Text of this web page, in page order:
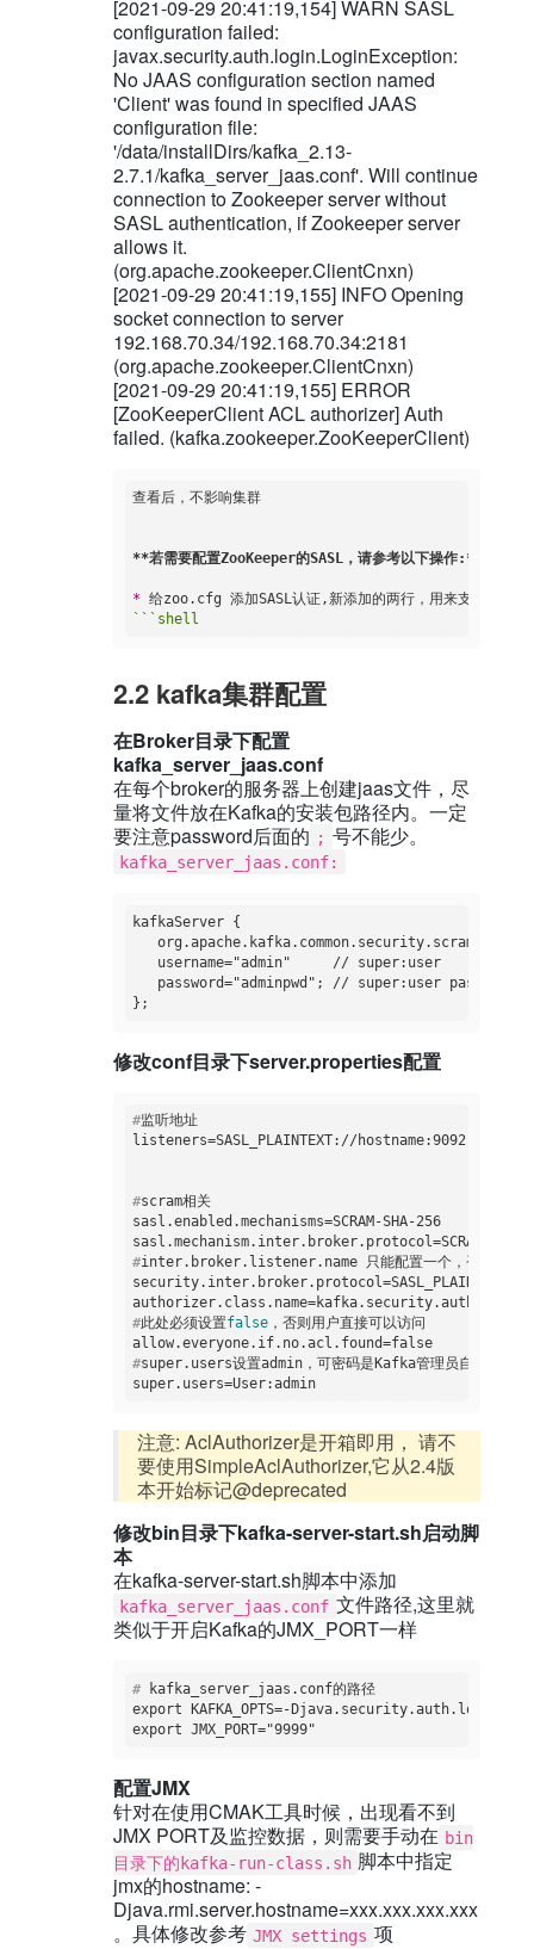
[2021-09-29 20:41:19,154] WARN SASL
configuration failed:
javax.security.auth.login.LoginException:
No JAAS configuration section named
'Client' was found in specified JAAS
configuration file:
'/data/installDirs/kafka_2.13-
2.7.1/kafka_server_jaas.conf'. Will continue
connection to Zookeeper server without
SASL authentication, if Zookeeper server
allows it.
(org.apache.zookeeper.ClientCnxn)
[2021-09-29 20:41:19,155] INFO Opening
socket connection to server
192.168.70.34/192.168.70.34:2181
(org.apache.zookeeper.ClientCnxn)
[2021-09-29 20:41:19,155] ERROR
[ZooKeeperClient ACL authorizer] Auth
failed. (kafka.zookeeper.ZooKeeperClient)
查看后，不影响集群
**若需要配置ZooKeeper的SASL，请参考以下操作:**
*
2.2 kafka集群配置
在Broker目录下配置
kafka_server_jaas.conf
在每个broker的服务器上创建jaas文件，尽
量将文件放在Kafka的安装包路径内。一定
要注意password后面的 ; 号不能少。
kafka_server_jaas.conf:
kafkaServer {
   username="admin"     // super:user
   password="adminpwd"; // super:user password
修改conf目录下server.properties配置
#监听地址
listeners=SASL_PLAINTEXT://hostname:9092
#scram相关
sasl.enabled.mechanisms=SCRAM-SHA-256
#inter.broker.listener.name 只能配置一个，否则报错
security.inter.broker.protocol=SASL_PLAINTEXT
#此处必须设置false，否则用户直接可以访问
allow.everyone.if.no.acl.found=false
#super.users设置admin，可密码是Kafka管理员自定义的，
super.users=User:admin
注意: AclAuthorizer是开箱即用， 请不
要使用SimpleAclAuthorizer,它从2.4版
本开始标记@deprecated
修改bin目录下kafka-server-start.sh启动脚
本
在kafka-server-start.sh脚本中添加
kafka_server_jaas.conf 文件路径,这里就
类似于开启Kafka的JMX_PORT一样
# kafka_server_jaas.conf的路径
export KAFKA_OPTS=-
配置JMX
针对在使用CMAK工具时候，出现看不到
JMX PORT及监控数据，则需要手动在 bin
目录下的kafka-run-class.sh 脚本中指定
jmx的hostname: -
Djava.rmi.server.hostname=xxx.xxx.xxx.xxx
。具体修改参考 JMX settings 项